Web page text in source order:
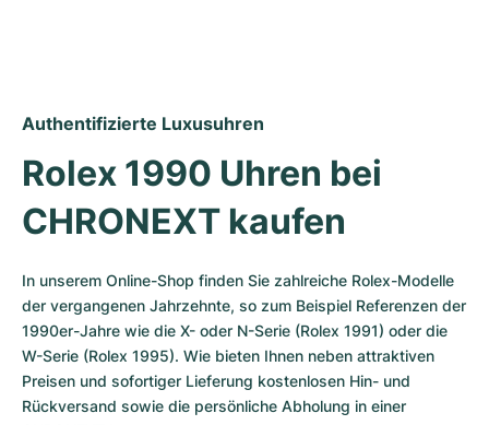
Authentifizierte Luxusuhren
Rolex 1990 Uhren bei
CHRONEXT kaufen
In unserem Online-Shop finden Sie zahlreiche Rolex-Modelle
der vergangenen Jahrzehnte, so zum Beispiel Referenzen der
1990er-Jahre wie die X- oder N-Serie (Rolex 1991) oder die
W-Serie (Rolex 1995). Wie bieten Ihnen neben attraktiven
Preisen und sofortiger Lieferung kostenlosen Hin- und
Rückversand sowie die persönliche Abholung in einer